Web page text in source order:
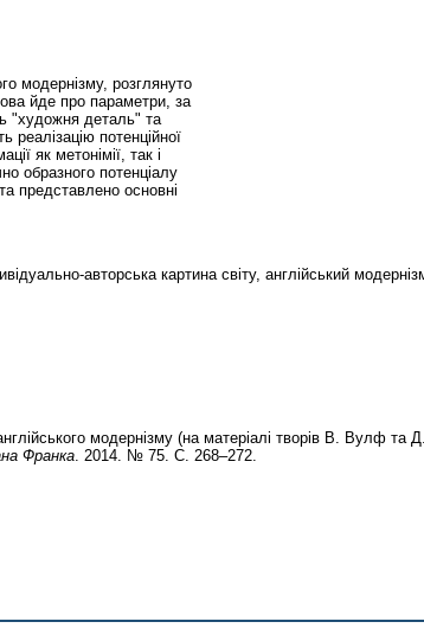
модернізму, розглянуто
йде про параметри, за
"художня деталь" та
потенційної
як метонімії, так і
образного потенціалу
представлено основні
авторська картина світу, англійський
модернізму (на матеріалі творів В. Вулф та
Франка . 2014. № 75. С. 268–272.